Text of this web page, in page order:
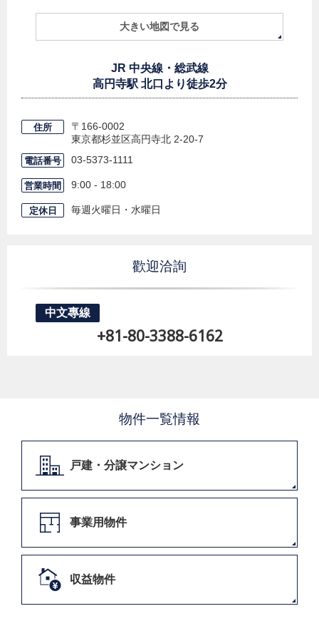
大きい地図で見る
JR 中央線・総武線
高円寺駅 北口より徒歩2分
住所
〒166-0002
東京都杉並区高円寺北 2-20-7
電話番号 03-5373-1111
営業時間 9:00 - 18:00
定休日 毎週火曜日・水曜日
歡迎洽詢
中文專線
+81-80-3388-6162
物件一覧情報
戸建・分譲マンション
事業用物件
収益物件